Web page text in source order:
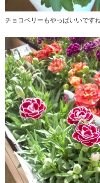
チョコベリーもやっぱいいです